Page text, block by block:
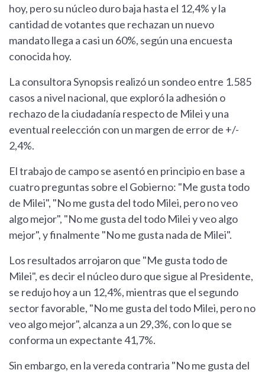
hoy, pero su núcleo duro baja hasta el 12,4% y la
cantidad de votantes que rechazan un nuevo
mandato llega a casi un 60%, según una encuesta
conocida hoy.
La consultora Synopsis realizó un sondeo entre 1.585
casos a nivel nacional, que exploró la adhesión o
rechazo de la ciudadanía respecto de Milei y una
eventual reelección con un margen de error de +/-
2,4%.
El trabajo de campo se asentó en principio en base a
cuatro preguntas sobre el Gobierno: "Me gusta todo
de Milei", "No me gusta del todo Milei, pero no veo
algo mejor", "No me gusta del todo Milei y veo algo
mejor", y finalmente "No me gusta nada de Milei".
Los resultados arrojaron que "Me gusta todo de
Milei", es decir el núcleo duro que sigue al Presidente,
se redujo hoy a un 12,4%, mientras que el segundo
sector favorable, "No me gusta del todo Milei, pero no
veo algo mejor", alcanza a un 29,3%, con lo que se
conforma un expectante 41,7%.
Sin embargo, en la vereda contraria "No me gusta del